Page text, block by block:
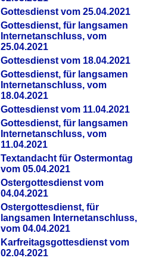
Gottesdienst vom 25.04.2021
Gottesdienst, für langsamen
Internetanschluss, vom
25.04.2021
Gottesdienst vom 18.04.2021
Gottesdienst, für langsamen
Internetanschluss, vom
18.04.2021
Gottesdienst vom 11.04.2021
Gottesdienst, für langsamen
Internetanschluss, vom
11.04.2021
Textandacht für Ostermontag
vom 05.04.2021
Ostergottesdienst vom
04.04.2021
Ostergottesdienst, für
langsamen Internetanschluss,
vom 04.04.2021
Karfreitagsgottesdienst vom
02.04.2021